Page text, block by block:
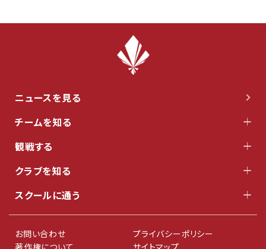
ニュースを見る
チームを知る
観戦する
クラブを知る
スクールに通う
お問い合わせ
プライバシーポリシー